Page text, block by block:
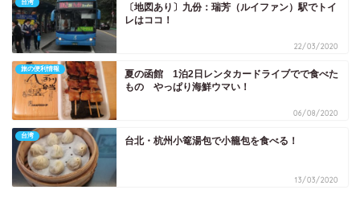
台湾
〔地図あり〕九份：瑞芳（ルイファン）駅でトイ
レはココ！
22/03/2020
旅の便利情報
夏の函館 1泊2日レンタカードライブでで食べた
もの やっぱり海鮮ウマい！
06/08/2020
台湾 台北・杭州小篭湯包で小籠包を食べる！
13/03/2020